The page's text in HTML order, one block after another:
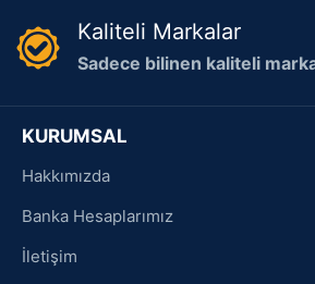
Kaliteli Markalar
Sadece bilinen kaliteli
KURUMSAL
Hakkımızda
Banka Hesaplarımız
İletişim